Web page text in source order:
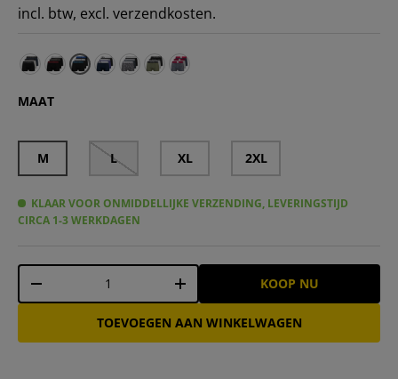
incl. btw, excl. verzendkosten.
MAAT
M L XL 2XL
KLAAR VOOR ONMIDDELLIJKE VERZENDING, LEVERINGSTIJD
CIRCA 1-3 WERKDAGEN
Aantal
-
+ KOOP NU
TOEVOEGEN AAN WINKELWAGEN